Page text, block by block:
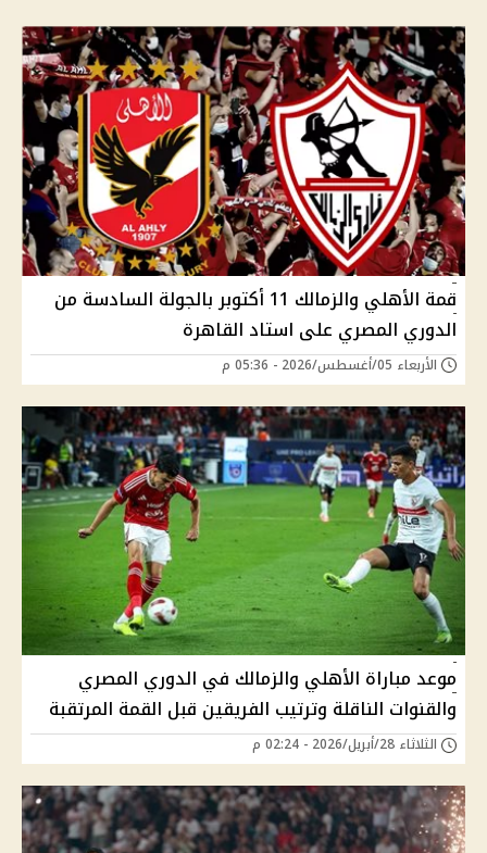
قمة الأهلي والزمالك 11 أكتوبر بالجولة السادسة من
الدوري المصري على استاد القاهرة
الأربعاء 05/أغسطس/2026 - 05:36 م
موعد مباراة الأهلي والزمالك في الدوري المصري
والقنوات الناقلة وترتيب الفريقين قبل القمة المرتقبة
الثلاثاء 28/أبريل/2026 - 02:24 م